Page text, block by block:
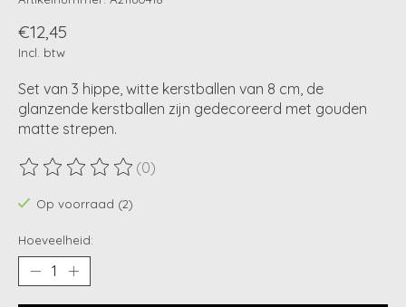
€12,45
Incl. btw
Set van 3 hippe, witte kerstballen van 8 cm, de
glanzende kerstballen zijn gedecoreerd met gouden
matte strepen.
De beoordeling van dit product is
(0)
Op voorraad (2)
Hoeveelheid: